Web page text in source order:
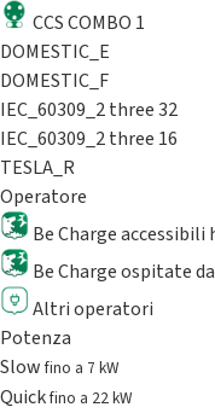
CCS COMBO 1
DOMESTIC_E
DOMESTIC_F
IEC_60309_2 three 32
IEC_60309_2 three 16
TESLA_R
Operatore
Be Charge accessibili
Be Charge ospitate
Altri operatori
Potenza
Slowfino a 7 kW
Quickfino a 22 kW